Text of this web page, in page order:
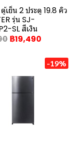
เย็น 2 ประตู 19.8 คิว
รุ่น SJ-
SL สีเงิน
฿19,490
-19%